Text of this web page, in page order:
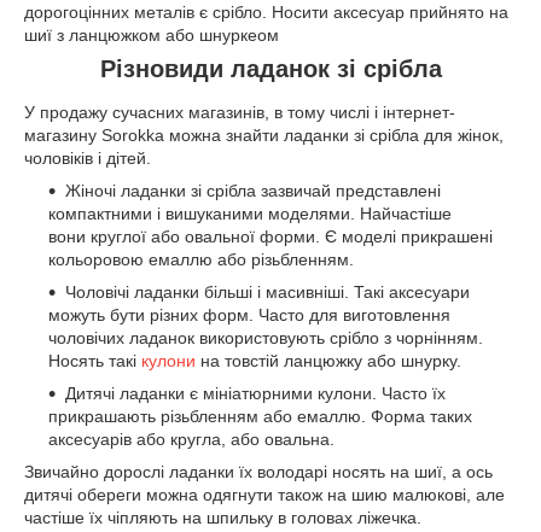
дорогоцінних металів є срібло. Носити аксесуар прийнято на
шиї з ланцюжком або шнуркеом
Різновиди ладанок зі срібла
У продажу сучасних магазинів, в тому числі і інтернет-
магазину Sorokka можна знайти ладанки зі срібла для жінок,
чоловіків і дітей.
Жіночі ладанки зі срібла зазвичай представлені
компактними і вишуканими моделями. Найчастіше
вони круглої або овальної форми. Є моделі прикрашені
кольоровою емаллю або різьбленням.
Чоловічі ладанки більші і масивніші. Такі аксесуари
можуть бути різних форм. Часто для виготовлення
чоловічих ладанок використовують срібло з чорнінням.
Носять такі кулони на товстій ланцюжку або шнурку.
Дитячі ладанки є мініатюрними кулони. Часто їх
прикрашають різьбленням або емаллю. Форма таких
аксесуарів або кругла, або овальна.
Звичайно дорослі ладанки їх володарі носять на шиї, а ось
дитячі обереги можна одягнути також на шию малюкові, але
частіше їх чіпляють на шпильку в головах ліжечка.